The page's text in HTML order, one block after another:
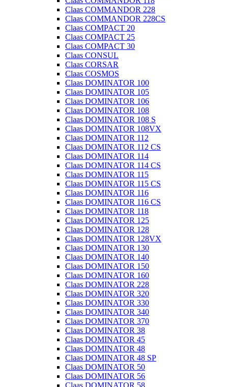
Claas COMMANDOR 228
Claas COMMANDOR 228CS
Claas COMPACT 20
Claas COMPACT 25
Claas COMPACT 30
Claas CONSUL
Claas CORSAR
Claas COSMOS
Claas DOMINATOR 100
Claas DOMINATOR 105
Claas DOMINATOR 106
Claas DOMINATOR 108
Claas DOMINATOR 108 S
Claas DOMINATOR 108VX
Claas DOMINATOR 112
Claas DOMINATOR 112 CS
Claas DOMINATOR 114
Claas DOMINATOR 114 CS
Claas DOMINATOR 115
Claas DOMINATOR 115 CS
Claas DOMINATOR 116
Claas DOMINATOR 116 CS
Claas DOMINATOR 118
Claas DOMINATOR 125
Claas DOMINATOR 128
Claas DOMINATOR 128VX
Claas DOMINATOR 130
Claas DOMINATOR 140
Claas DOMINATOR 150
Claas DOMINATOR 160
Claas DOMINATOR 228
Claas DOMINATOR 320
Claas DOMINATOR 330
Claas DOMINATOR 340
Claas DOMINATOR 370
Claas DOMINATOR 38
Claas DOMINATOR 45
Claas DOMINATOR 48
Claas DOMINATOR 48 SP
Claas DOMINATOR 50
Claas DOMINATOR 56
Claas DOMINATOR 58